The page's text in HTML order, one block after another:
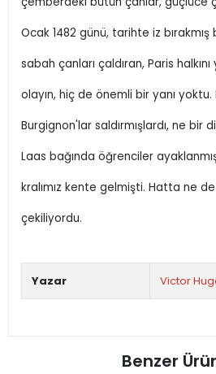
Ocak 1482 günü, tarihte iz
sabah çanları çaldıran, Paris
olayın, hiç de önemli bir yanı
Burgignon'lar saldırmışlardı, ne bir
Laas bağında öğrenciler
kralımız kente gelmişti. Hatta ne de
çekiliyordu.
Yazar Victor
Benzer